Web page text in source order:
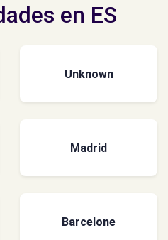
en ES
Unknown
Madrid
Barcelone